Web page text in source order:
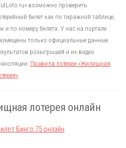
возможно проверить
билет как по тиражной таблице,
и по номеру билета. У нас на портале
только официальные данные
розыгрышей и их видео
Правила лотереи «Жилищная
.
лотерея онлайн